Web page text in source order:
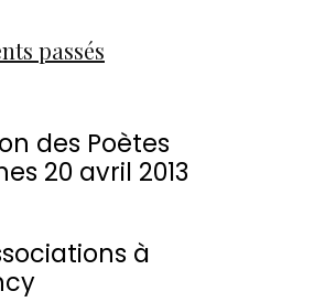
passés
des Poètes
20 avril 2013
à